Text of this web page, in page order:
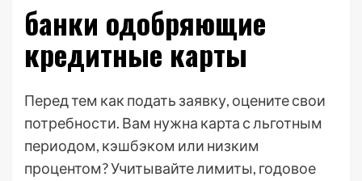
банки одобряющие
кредитные карты
Перед тем как подать заявку, оцените свои
потребности. Вам нужна карта с льготным
периодом, кэшбэком или низким
процентом? Учитывайте лимиты, годовое